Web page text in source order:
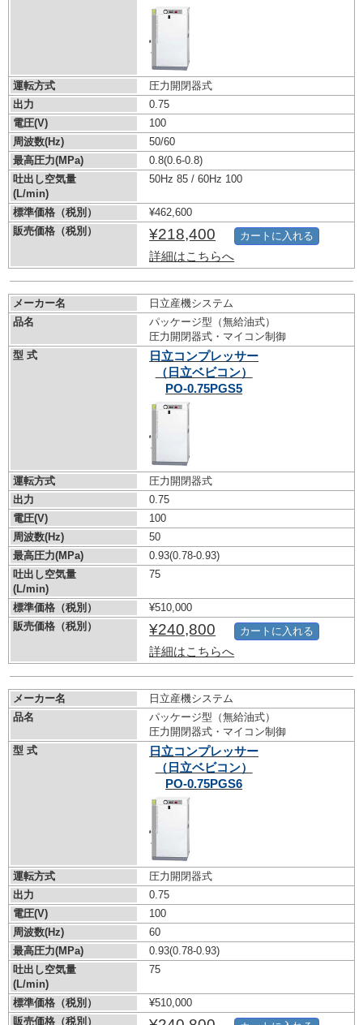
運転方式
圧力開閉器式
出力
0.75
電圧(V)
100
周波数(Hz)
50/60
最高圧力(MPa)
0.8(0.6-0.8)
吐出し空気量
(L/min)
50Hz 85 / 60Hz 100
標準価格（税別）
¥462,600
販売価格（税別）
¥218,400
詳細はこちらへ
カートに入れる
メーカー名
日立産機システム
品名
パッケージ型（無給油式）
圧力開閉器式・マイコン制御
型 式
日立コンプレッサー
（日立ベビコン）
PO-0.75PGS5
運転方式
圧力開閉器式
出力
0.75
電圧(V)
100
周波数(Hz)
50
最高圧力(MPa)
0.93(0.78-0.93)
吐出し空気量
(L/min)
75
標準価格（税別）
¥510,000
販売価格（税別）
¥240,800
詳細はこちらへ
カートに入れる
メーカー名
日立産機システム
品名
パッケージ型（無給油式）
圧力開閉器式・マイコン制御
型 式
日立コンプレッサー
（日立ベビコン）
PO-0.75PGS6
運転方式
圧力開閉器式
出力
0.75
電圧(V)
100
周波数(Hz)
60
最高圧力(MPa)
0.93(0.78-0.93)
吐出し空気量
(L/min)
75
標準価格（税別）
¥510,000
販売価格（税別）